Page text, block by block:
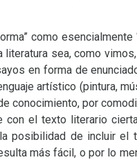
como esencialmente
sea, como
en forma de
artístico (pintura,
conocimiento, por
con el texto literario
posibilidad de incluir el
más fácil, o por lo